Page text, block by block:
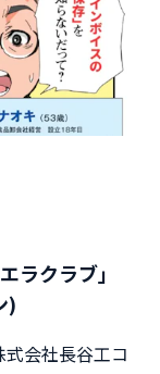
ラクラブ」
)
式会社長谷工コ